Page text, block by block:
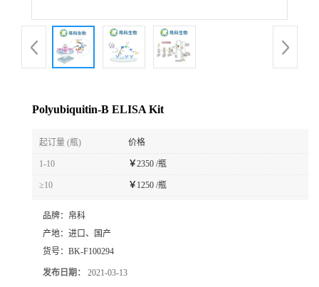
Polyubiquitin-B ELISA Kit
起订量 (瓶) 价格
1-10 ￥2350 /瓶
≥10 ￥ 1250 /瓶
品牌： 帛科
产地： 进口、国产
货号： BK-F100294
发布日期： 2021-03-13